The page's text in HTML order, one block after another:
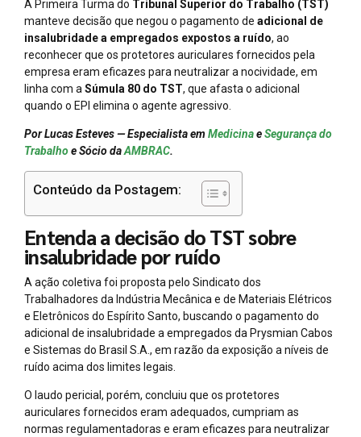
A Primeira Turma do Tribunal Superior do Trabalho (TST)
manteve decisão que negou o pagamento de adicional de
insalubridade a empregados expostos a ruído, ao
reconhecer que os protetores auriculares fornecidos pela
empresa eram eficazes para neutralizar a nocividade, em
linha com a Súmula 80 do TST, que afasta o adicional
quando o EPI elimina o agente agressivo.
Por Lucas Esteves — Especialista emMedicinaeSegurança do
Trabalhoe Sócio daAMBRAC.
Conteúdo da Postagem:
Entenda a decisão do TST sobre
insalubridade por ruído
A ação coletiva foi proposta pelo Sindicato dos
Trabalhadores da Indústria Mecânica e de Materiais Elétricos
e Eletrônicos do Espírito Santo, buscando o pagamento do
adicional de insalubridade a empregados da Prysmian Cabos
e Sistemas do Brasil S.A., em razão da exposição a níveis de
ruído acima dos limites legais.
O laudo pericial, porém, concluiu que os protetores
auriculares fornecidos eram adequados, cumpriam as
normas regulamentadoras e eram eficazes para neutralizar